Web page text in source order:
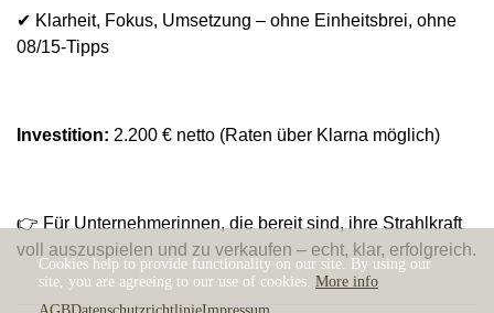
✔ Klarheit, Fokus, Umsetzung – ohne Einheitsbrei, ohne
08/15-Tipps
Investition: 2.200 € netto (Raten über Klarna möglich)
👉 Für Unternehmerinnen, die bereit sind, ihre Strahlkraft
voll auszuspielen und zu verkaufen – echt, klar, erfolgreich.
Cookies help to provide functionality on our site. By using our
site, you are agreeing to our use of cookies. More info